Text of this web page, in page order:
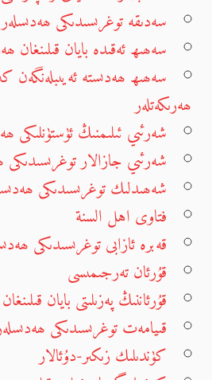
سەدىقە توغرىسىدىكى ھەدىسلەر
سەھىھ ئەقىدە بايان قىلىنغان
سەھىھ ھەدىستە
ھەرىكەتلەر
شەرئىي ئىلىمنىڭ ئۈستۈنلىكى
شەرئىي جازالار توغرىسىدىكى
شەھىدلىك توغرىسىدىكى
فتاوى اهل السنة
قەبرە ئازابى توغرىسىدىكى
قۇرئان تەرجىمىسى
قۇرئاننىڭ پەزىلىتى بايان
قىيامەت توغرىسىدىكى
كۈندىلىك زىكىر-دۇئالار